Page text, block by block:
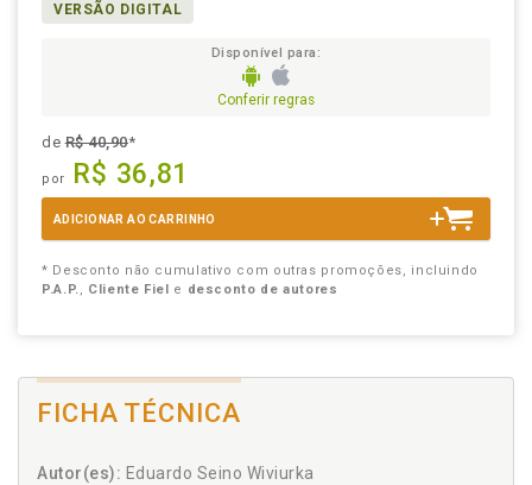
VERSÃO DIGITAL
Disponível para:
Conferir regras
deR$ 40,90*
por R$ 36,81
ADICIONAR AO CARRINHO
* Desconto não cumulativo com outras promoções, incluindo
P.A.P., Cliente Fiel e desconto de autores
FICHA TÉCNICA
Autor(es): Eduardo Seino Wiviurka